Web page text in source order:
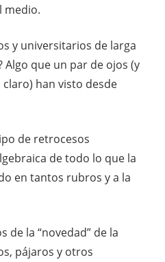
medio.
y universitarios de larga
que un par de ojos (y
han visto desde
de retrocesos
de todo lo que la
en tantos rubros y a la
de la “novedad” de la
pájaros y otros